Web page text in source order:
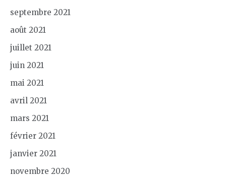
septembre 2021
août 2021
juillet 2021
juin 2021
mai 2021
avril 2021
mars 2021
février 2021
janvier 2021
novembre 2020